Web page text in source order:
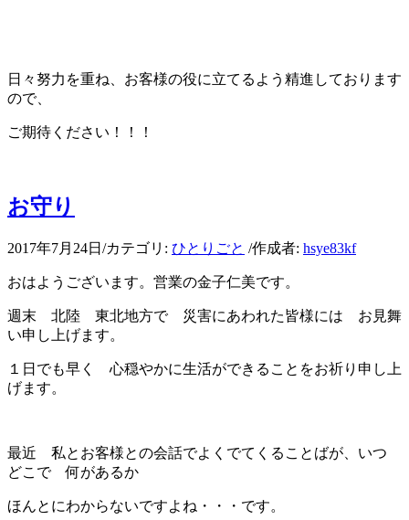
日々努力を重ね、お客様の役に立てるよう精進しております
ので、
ご期待ください！！！
お守り
2017年7月24日 /カテゴリ: ひとりごと /作成者: hsye83kf
おはようございます。営業の金子仁美です。
週末 北陸 東北地方で 災害にあわれた皆様には お見舞
い申し上げます。
１日でも早く 心穏やかに生活ができることをお祈り申し上
げます。
最近 私とお客様との会話でよくでてくることばが、いつ
どこで 何があるか
ほんとにわからないですよね・・・です。